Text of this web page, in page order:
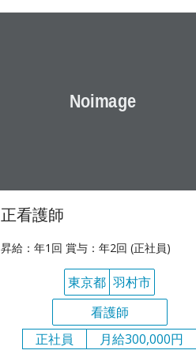
正看護師
昇給：年1回 賞与：年2回 (正社員)
東京都 羽村市
看護師
正社員
月給300,000円